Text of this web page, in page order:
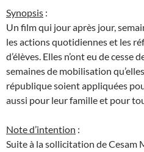
Synopsis :
Un film qui jour après jour,
les actions quotidiennes et les
d’élèves. Elles n’ont eu de cesse
semaines de mobilisation
république soient appliquées
aussi pour leur famille et pour
Note d’intention :
Suite à la sollicitation de Cesam